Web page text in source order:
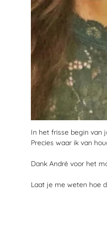
In het frisse begin van
Precies waar ik van
Dank André voor het
Laat je me weten hoe